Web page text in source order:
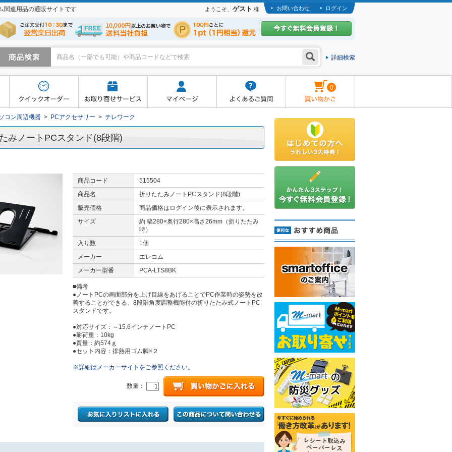
関連用品の通販サイトです ようこそ、 ゲスト 様 お問い合わせ ログイン
詳細検索
マイページ よくあるご質問
0
コン周辺機器 > PCアクセサリー > テレワーク
みノートPCスタンド(8段階)
商品コード
515504
商品名
折りたたみノートPCスタンド(8段階)
販売価格
商品価格はログイン後に表示されます。
サイズ
約 幅280×奥行280×高さ26mm（折りたたみ
時）
入り数
1個
メーカー
エレコム
メーカー型番
PCA-LTS8BK
■備考
●ノートPCの画面部分を上げ目線をあげることでPC作業時の姿勢を改
善することができる、8段階角度調整機能付の折りたたみ式ノートPC
スタンドです。
●対応サイズ：～15.6インチノートPC
●耐荷重：10kg
●質量：約574ｇ
●セット内容：排熱用ゴム脚×２
※詳細はメーカーサイトをご参照ください。
数量：